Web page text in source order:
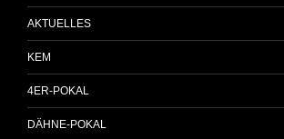
AKTUELLES
KEM
4ER-POKAL
DÄHNE-POKAL